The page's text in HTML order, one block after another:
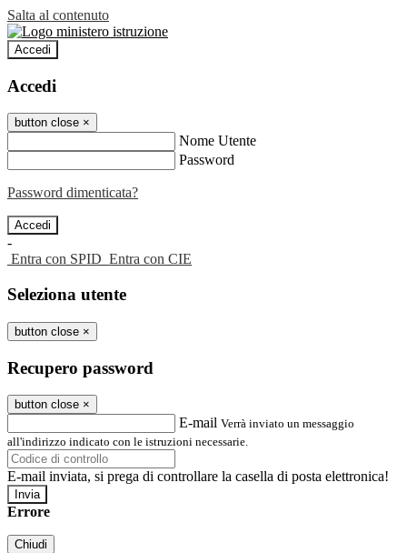
Salta al contenuto
Accedi
Accedi
button close ×
Nome Utente
Password
Password dimenticata?
-
Entra con SPID Entra con CIE
Seleziona utente
button close ×
Recupero password
button close ×
E-mail Verrà inviato un messaggio
all'indirizzo indicato con le istruzioni necessarie.
E-mail inviata, si prega di controllare la casella di posta elettronica!
Errore
Chiudi